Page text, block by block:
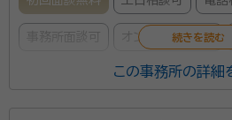
オンライン面談可
この事務所の詳細